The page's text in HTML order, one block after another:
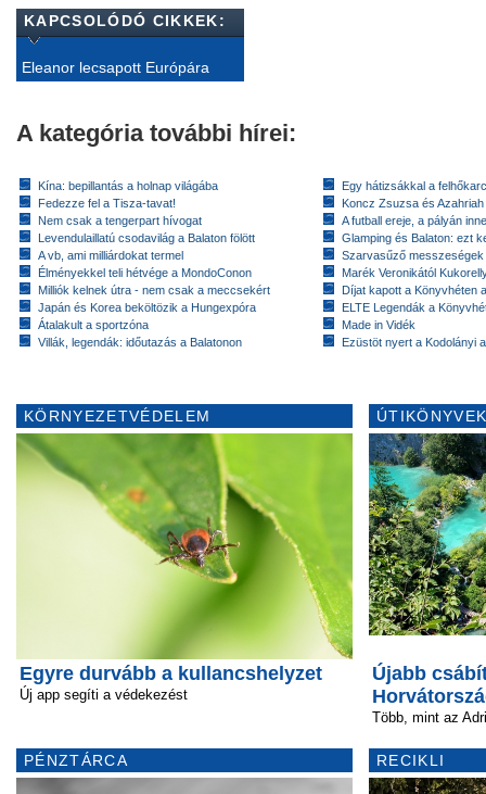
KAPCSOLÓDÓ CIKKEK:
Eleanor lecsapott Európára
A kategória további hírei:
Kína: bepillantás a holnap világába
Fedezze fel a Tisza-tavat!
Nem csak a tengerpart hívogat
Levendulaillatú csodavilág a Balaton fölött
A vb, ami milliárdokat termel
Élményekkel teli hétvége a MondoConon
Milliók kelnek útra - nem csak a meccsekért
Japán és Korea beköltözik a Hungexpóra
Átalakult a sportzóna
Villák, legendák: időutazás a Balatonon
Egy hátizsákkal a
Koncz Zsuzsa és
A futball ereje, a pályán
Glamping és Balaton: ezt
Szarvasűző messzeségek
Marék Veronikától
Díjat kapott a Könyvhéten
ELTE Legendák a
Made in Vidék
Ezüstöt nyert a Kodolányi
KÖRNYEZETVÉDELEM
Egyre durvább a kullancshelyzet
Új app segíti a védekezést
PÉNZTÁRCA
Újabb
Több, mint az
RECIKLI